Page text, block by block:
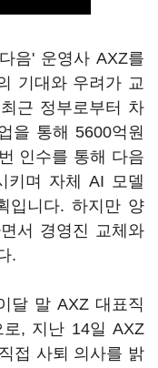
음' 운영사 AXZ를
기대와 우려가 교
근 정부로부터 차
을 통해 5600억원
인수를 통해 다음
키며 자체 AI 모델
입니다. 하지만 양
서 경영진 교체와
.
달 말 AXZ 대표직
, 지난 14일 AXZ
접 사퇴 의사를 밝